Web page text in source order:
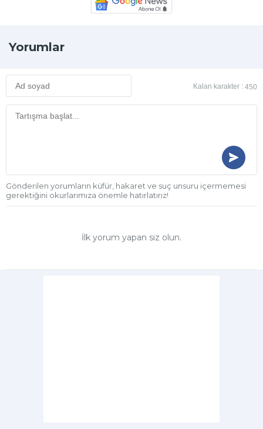
Yorumlar
Kalan karakter : 450
Gönderilen yorumların küfür, hakaret ve suç unsuru içermemesi
gerektiğini okurlarımıza önemle hatırlatırız!
İlk yorum yapan siz olun.